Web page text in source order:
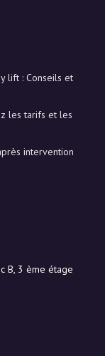
lift : Conseils et
les tarifs et les
intervention
B, 3 ème étage